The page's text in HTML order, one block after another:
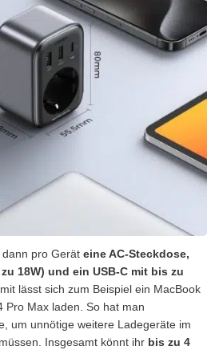
pro Gerät eine AC-Steckdose,
18W) und ein USB-C mit bis zu
lässt sich zum Beispiel ein MacBook
Pro Max laden. So hat man
um unnötige weitere Ladegeräte im
Insgesamt könnt ihr bis zu 4